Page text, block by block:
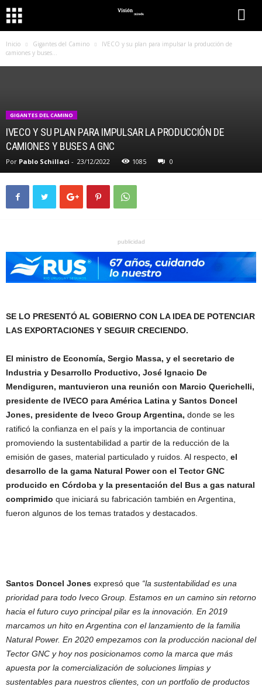
Inicio Gigantes del Camino
IVECO y su plan para impulsar la producción de
camiones y buses...
GIGANTES DEL CAMINO
IVECO Y SU PLAN PARA IMPULSAR LA PRODUCCIÓN DE
CAMIONES Y BUSES A GNC
Por Pablo Schillaci - 23/12/2022 1085 0
publicidad
SE LO PRESENTÓ AL GOBIERNO CON LA IDEA DE POTENCIAR
LAS EXPORTACIONES Y SEGUIR CRECIENDO.
El ministro de Economía, Sergio Massa, y el secretario de
Industria y Desarrollo Productivo, José Ignacio De
Mendiguren, mantuvieron una reunión con Marcio Querichelli,
presidente de IVECO para América Latina y Santos Doncel
Jones, presidente de Iveco Group Argentina, donde se les
ratificó la confianza en el país y la importancia de continuar
promoviendo la sustentabilidad a partir de la reducción de la
emisión de gases, material particulado y ruidos. Al respecto, el
desarrollo de la gama Natural Power con el Tector GNC
producido en Córdoba y la presentación del Bus a gas natural
comprimido que iniciará su fabricación también en Argentina,
fueron algunos de los temas tratados y destacados.
Santos Doncel Jones expresó que “la sustentabilidad es una
prioridad para todo Iveco Group. Estamos en un camino sin retorno
hacia el futuro cuyo principal pilar es la innovación. En 2019
marcamos un hito en Argentina con el lanzamiento de la familia
Natural Power. En 2020 empezamos con la producción nacional del
Tector GNC y hoy nos posicionamos como la marca que más
apuesta por la comercialización de soluciones limpias y
sustentables para nuestros clientes, con un portfolio de productos